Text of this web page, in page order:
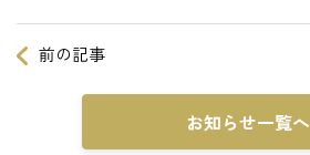
前の記事
お知らせ一覧へ